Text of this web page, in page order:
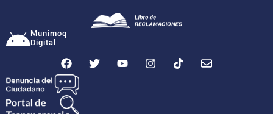
Munimoq
Digital